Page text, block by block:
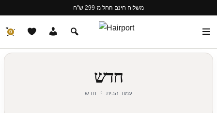
משלוח חינם החל מ-299 ש"ח
0
חדש
עמוד הבית חדש